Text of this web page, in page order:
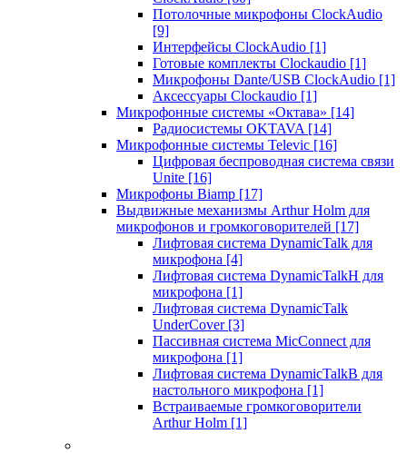
Потолочные микрофоны ClockAudio
[9]
Интерфейсы ClockAudio [1]
Готовые комплекты Clockaudio [1]
Микрофоны Dante/USB ClockAudio [1]
Аксессуары Clockaudio [1]
Микрофонные системы «Октава» [14]
Радиосистемы OKTAVA [14]
Микрофонные системы Televic [16]
Цифровая беспроводная система связи
Unite [16]
Микрофоны Biamp [17]
Выдвижные механизмы Arthur Holm для
микрофонов и громкоговорителей [17]
Лифтовая система DynamicTalk для
микрофона [4]
Лифтовая система DynamicTalkH для
микрофона [1]
Лифтовая система DynamicTalk
UnderCover [3]
Пассивная система MicConnect для
микрофона [1]
Лифтовая система DynamicTalkB для
настольного микрофона [1]
Встраиваемые громкоговорители
Arthur Holm [1]